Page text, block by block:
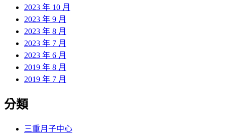
2023 年 10 月
2023 年 9 月
2023 年 8 月
2023 年 7 月
2023 年 6 月
2019 年 8 月
2019 年 7 月
分類
三重月子中心